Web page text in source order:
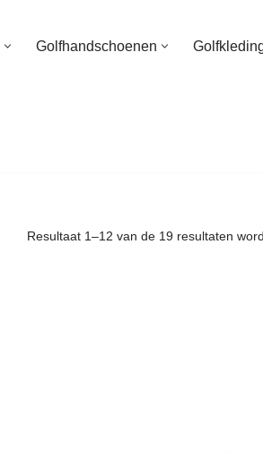
Golfhandschoenen
Resultaat 1–12 van de 19 resultaten